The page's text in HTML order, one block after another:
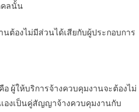
คลนั้น
งไม่มีส่วนได้เสียกับผู้ประกอบการ
ผู้ให้บริการจ้างควบคุมงานจะต้องไม่
องเป็นคู่สัญญาจ้างควบคุมงานกับ